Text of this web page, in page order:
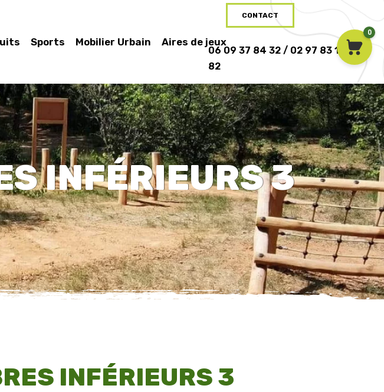
Sports Mobilier Urbain Aires de jeux
CONTACT
06 09 37 84 32 / 02 97 83 16
82
INFÉRIEURS 3
INFÉRIEURS 3
0